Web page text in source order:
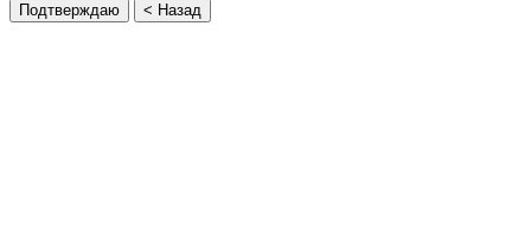
Подтверждаю < Назад